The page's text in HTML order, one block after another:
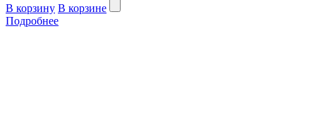
В корзину В корзине
Подробнее